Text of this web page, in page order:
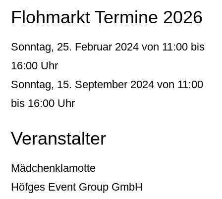
Flohmarkt Termine 2026
Sonntag, 25. Februar 2024 von 11:00 bis
16:00 Uhr
Sonntag, 15. September 2024 von 11:00
bis 16:00 Uhr
Veranstalter
Mädchenklamotte
Höfges Event Group GmbH